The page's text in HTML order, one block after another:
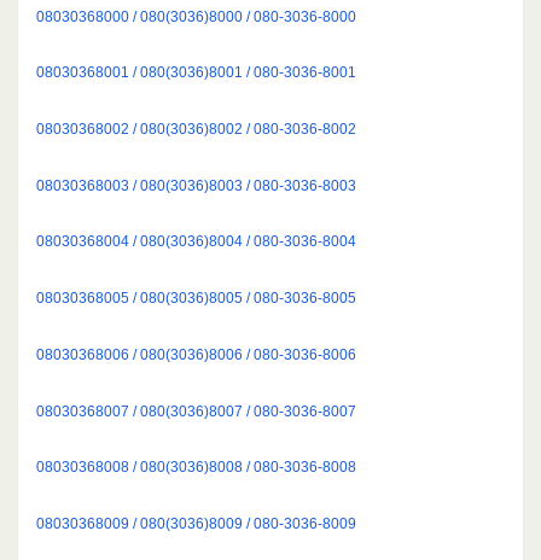
08030368000 / 080(3036)8000 / 080-3036-8000
08030368001 / 080(3036)8001 / 080-3036-8001
08030368002 / 080(3036)8002 / 080-3036-8002
08030368003 / 080(3036)8003 / 080-3036-8003
08030368004 / 080(3036)8004 / 080-3036-8004
08030368005 / 080(3036)8005 / 080-3036-8005
08030368006 / 080(3036)8006 / 080-3036-8006
08030368007 / 080(3036)8007 / 080-3036-8007
08030368008 / 080(3036)8008 / 080-3036-8008
08030368009 / 080(3036)8009 / 080-3036-8009